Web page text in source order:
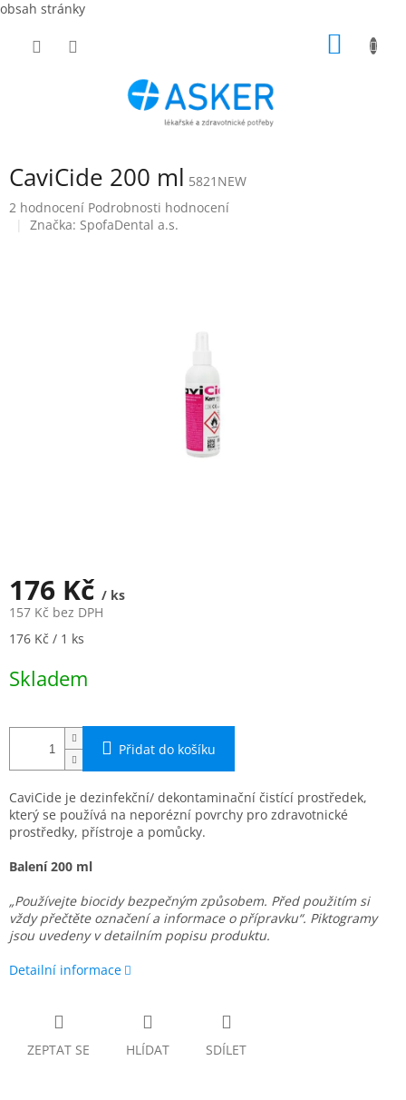
obsah stránky
CaviCide 200 ml 5821NEW
Průměrné
hodnocení
2 hodnocení Podrobnosti hodnocení
Značka: SpofaDental a.s.
176 Kč / ks
157 Kč bez DPH
Měrná
176 Kč / 1 ks
Skladem
Přidat do košíku
CaviCide je dezinfekční/ dekontaminační čistící prostředek,
který se používá na neporézní povrchy pro zdravotnické
prostředky, přístroje a pomůcky.
Balení 200 ml
„Používejte biocidy bezpečným způsobem. Před použitím si
vždy přečtěte označení a informace o přípravku“. Piktogramy
jsou uvedeny v detailním popisu produktu.
Detailní informace
ZEPTAT SE HLÍDAT SDÍLET